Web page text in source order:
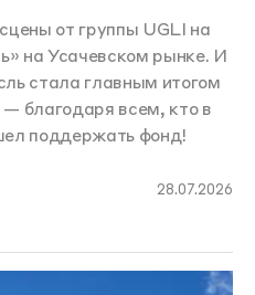
от группы UGLI на
на Усачевском рынке. И
стала главным итогом
благодаря всем, кто в
поддержать фонд!
28.07.2026